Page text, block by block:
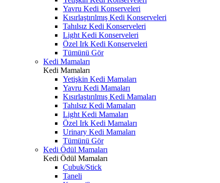
Yavru Kedi Konserveleri
Kısırlaştırılmış Kedi Konserveleri
Tahılsız Kedi Konserveleri
Light Kedi Konserveleri
Özel Irk Kedi Konserveleri
Tümünü Gör
Kedi Mamaları
Kedi Mamaları
Yetişkin Kedi Mamaları
Yavru Kedi Mamaları
Kısırlaştırılmış Kedi Mamaları
Tahılsız Kedi Mamaları
Light Kedi Mamaları
Özel Irk Kedi Mamaları
Urinary Kedi Mamaları
Tümünü Gör
Kedi Ödül Mamaları
Kedi Ödül Mamaları
Çubuk/Stick
Taneli